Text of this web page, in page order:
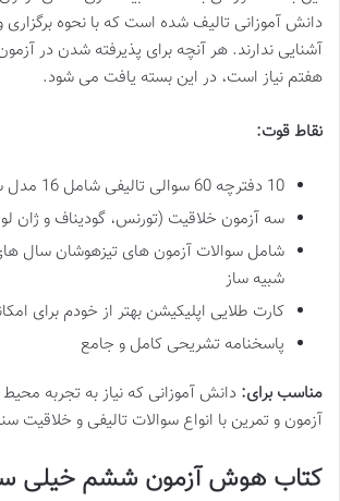
دانش آموزانی تالیف شده است که با نحوه برگزاری
آشنایی ندارند. هر آنچه برای پذیرفته شدن در
هفتم نیاز است، در این بسته یافت می شود.
نقاط قوت:
10 دفترچه 60 سوالی تالیفی شامل 16 مدل سوال هوش
سه آزمون خلاقیت (تورنس، گودیناف و ژان
شامل سوالات آزمون های تیزهوشان سال
شبیه ساز
کارت طلایی اپلیکیشن بهتر از خودم برای
پاسخنامه تشریحی کامل و جامع
مناسب برای: دانش آموزانی که نیاز به تجربه
آزمون و تمرین با انواع سوالات تالیفی و خلاقیت
کتاب هوش آزمون ششم خیلی